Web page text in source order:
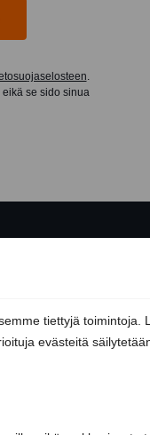
tiettyjä toimintoja.
evästeitä
.
se sido sinua